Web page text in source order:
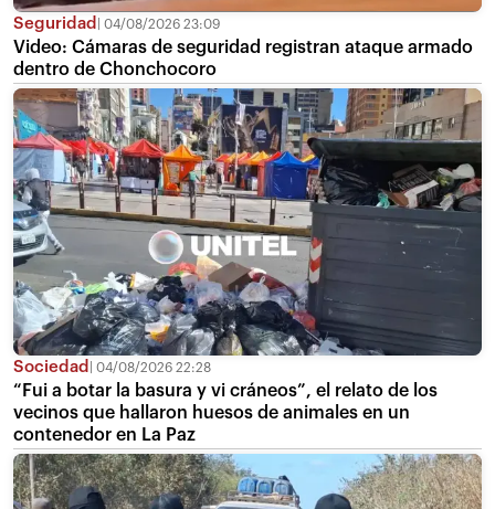
Seguridad 04/08/2026 23:09
Video: Cámaras de seguridad registran ataque armado
dentro de Chonchocoro
Sociedad 04/08/2026 22:28
“Fui a botar la basura y vi cráneos”, el relato de los
vecinos que hallaron huesos de animales en un
contenedor en La Paz